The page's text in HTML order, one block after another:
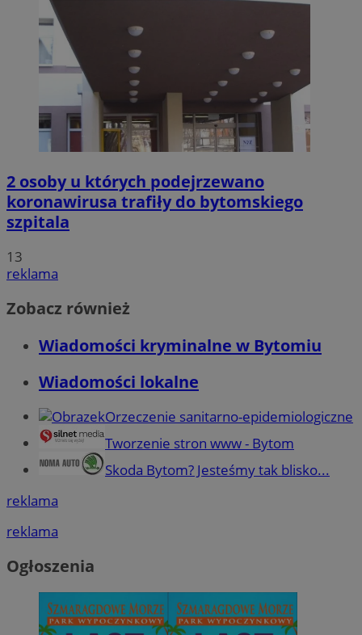
2 osoby u których podejrzewano
koronawirusa trafiły do bytomskiego
szpitala
13
reklama
Zobacz również
Wiadomości kryminalne w Bytomiu
Wiadomości lokalne
Orzeczenie sanitarno-epidemiologiczne
Tworzenie stron www - Bytom
Skoda Bytom? Jesteśmy tak blisko...
reklama
reklama
Ogłoszenia